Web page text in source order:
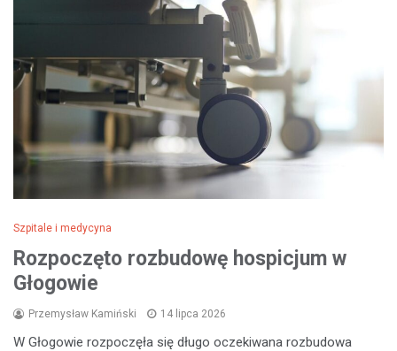
Szpitale i medycyna
Rozpoczęto rozbudowę hospicjum w
Głogowie
Przemysław Kamiński 14 lipca 2026
W Głogowie rozpoczęła się długo oczekiwana rozbudowa